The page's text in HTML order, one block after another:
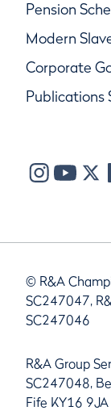
Pension
Modern
Corporate
Publications
© R&A
SC247047,
SC247046
R&A Group
SC247048,
Fife KY16 9JA